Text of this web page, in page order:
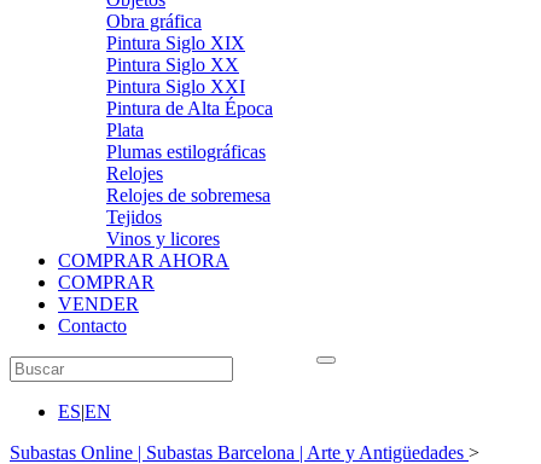
Obra gráfica
Pintura Siglo XIX
Pintura Siglo XX
Pintura Siglo XXI
Pintura de Alta Época
Plata
Plumas estilográficas
Relojes
Relojes de sobremesa
Tejidos
Vinos y licores
COMPRAR AHORA
COMPRAR
VENDER
Contacto
ES|EN
Subastas Online | Subastas Barcelona | Arte y Antigüedades >